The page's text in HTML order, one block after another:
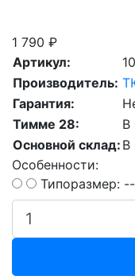
1 790 ₽
Артикул:
Производитель:
Гарантия:
Тимме 28:
В
Основной склад: В
Особенности:
Типоразмер: --